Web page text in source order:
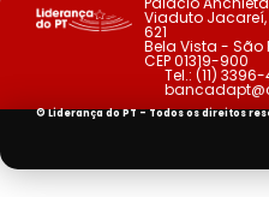
Viaduto Jacareí,
621
Bela Vista - São
CEP 01319-900
Tel.: (11) 3396-
© Liderança do PT - Todos os direitos